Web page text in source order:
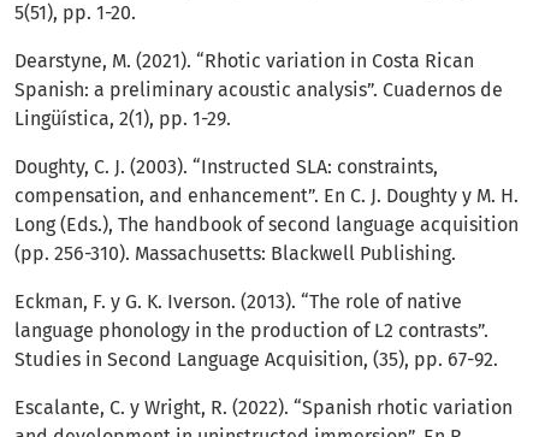
5(51), pp. 1-20.
Dearstyne, M. (2021). “Rhotic variation in Costa Rican
Spanish: a preliminary acoustic analysis”. Cuadernos de
Lingüística, 2(1), pp. 1-29.
Doughty, C. J. (2003). “Instructed SLA: constraints,
compensation, and enhancement”. En C. J. Doughty y M. H.
Long (Eds.), The handbook of second language acquisition
(pp. 256-310). Massachusetts: Blackwell Publishing.
Eckman, F. y G. K. Iverson. (2013). “The role of native
language phonology in the production of L2 contrasts”.
Studies in Second Language Acquisition, (35), pp. 67-92.
Escalante, C. y Wright, R. (2022). “Spanish rhotic variation